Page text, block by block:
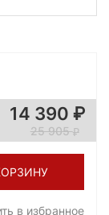
14 390
25 905
в избранное